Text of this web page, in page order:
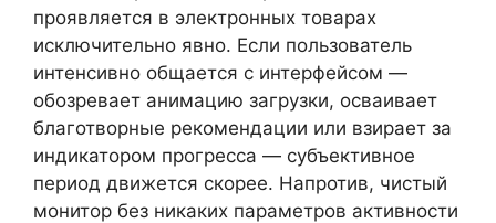
проявляется в электронных товарах
исключительно явно. Если пользователь
интенсивно общается с интерфейсом —
обозревает анимацию загрузки, осваивает
благотворные рекомендации или взирает за
индикатором прогресса — субъективное
период движется скорее. Напротив, чистый
монитор без никаких параметров активности